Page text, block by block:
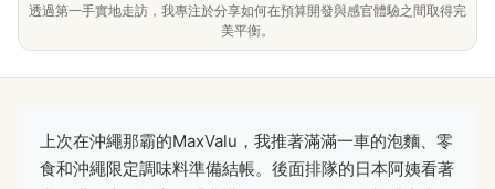
透過第一手實地走訪，我專注於分享如何在預算開發與感官體驗之間取得完
美平衡。
上次在沖繩那霸的MaxValu，我推著滿滿一車的泡麵、零
食和沖繩限定調味料準備結帳。後面排隊的日本阿姨看著